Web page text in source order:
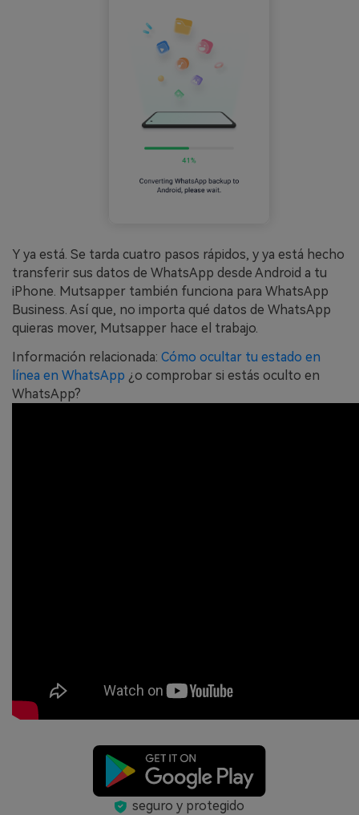
Y ya está. Se tarda cuatro pasos rápidos, y ya está hecho
transferir sus datos de WhatsApp desde Android a tu
iPhone. Mutsapper también funciona para WhatsApp
Business. Así que, no importa qué datos de WhatsApp
quieras mover, Mutsapper hace el trabajo.
Información relacionada: Cómo ocultar tu estado en
línea en WhatsApp ¿o comprobar si estás oculto en
WhatsApp?
seguro y protegido